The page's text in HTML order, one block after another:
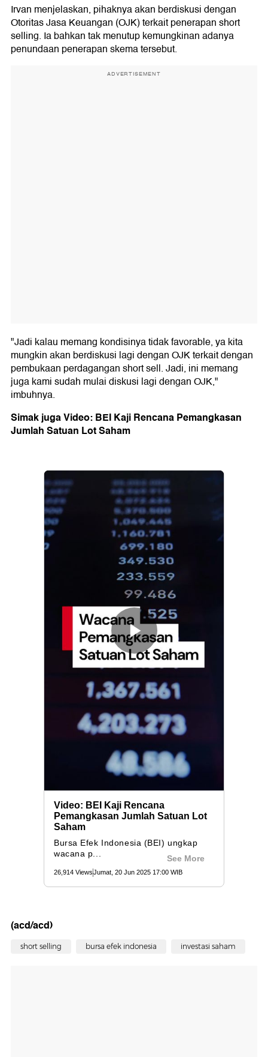
Irvan menjelaskan, pihaknya akan berdiskusi dengan
Otoritas Jasa Keuangan (OJK) terkait penerapan short
selling. Ia bahkan tak menutup kemungkinan adanya
penundaan penerapan skema tersebut.
ADVERTISEMENT
"Jadi kalau memang kondisinya tidak favorable, ya kita
mungkin akan berdiskusi lagi dengan OJK terkait dengan
pembukaan perdagangan short sell. Jadi, ini memang
juga kami sudah mulai diskusi lagi dengan OJK,"
imbuhnya.
Simak juga Video: BEI Kaji Rencana Pemangkasan
Jumlah Satuan Lot Saham
(acd/acd)
short selling bursa efek indonesia investasi saham